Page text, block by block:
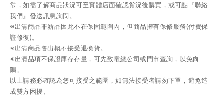
常，如需了解商品狀況可至實體店面確認貨況後購買，或可點『聯絡
我們』發送訊息詢問。
※出清商品非新品因此不在保固範圍內，但商品擁有保修服務(付費保
證修復)。
※出清商品售出概不接受退換貨。
※出清品項不保證庫存存量，可先致電總公司或門市查詢，以免向
隅。
以上請務必確認為您可接受之範圍，如無法接受者請勿下單，避免造
成雙方困擾。